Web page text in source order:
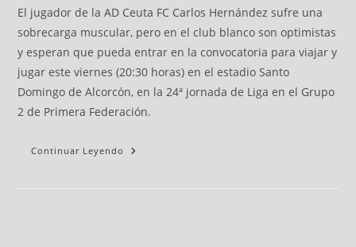
El jugador de la AD Ceuta FC Carlos Hernández sufre una
sobrecarga muscular, pero en el club blanco son optimistas
y esperan que pueda entrar en la convocatoria para viajar y
jugar este viernes (20:30 horas) en el estadio Santo
Domingo de Alcorcón, en la 24ª jornada de Liga en el Grupo
2 de Primera Federación.
Continuar Leyendo